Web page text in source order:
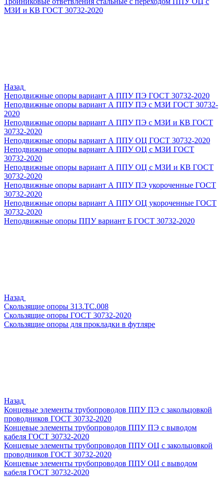
МЗИ и КВ ГОСТ 30732-2020
Назад
Неподвижные опоры вариант А ППУ ПЭ ГОСТ 30732-2020
Неподвижные опоры вариант А ППУ ПЭ с МЗИ ГОСТ 30732-
2020
Неподвижные опоры вариант А ППУ ПЭ с МЗИ и КВ ГОСТ
30732-2020
Неподвижные опоры вариант А ППУ ОЦ ГОСТ 30732-2020
Неподвижные опоры вариант А ППУ ОЦ с МЗИ ГОСТ
30732-2020
Неподвижные опоры вариант А ППУ ОЦ с МЗИ и КВ ГОСТ
30732-2020
Неподвижные опоры вариант А ППУ ПЭ укороченные ГОСТ
30732-2020
Неподвижные опоры вариант А ППУ ОЦ укороченные ГОСТ
30732-2020
Неподвижные опоры ППУ вариант Б ГОСТ 30732-2020
Назад
Скользящие опоры 313.ТС.008
Скользящие опоры ГОСТ 30732-2020
Скользящие опоры для прокладки в футляре
Назад
Концевые элементы трубопроводов ППУ ПЭ с закольцовкой
проводников ГОСТ 30732-2020
Концевые элементы трубопроводов ППУ ПЭ с выводом
кабеля ГОСТ 30732-2020
Концевые элементы трубопроводов ППУ ОЦ с закольцовкой
проводников ГОСТ 30732-2020
Концевые элементы трубопроводов ППУ ОЦ с выводом
кабеля ГОСТ 30732-2020